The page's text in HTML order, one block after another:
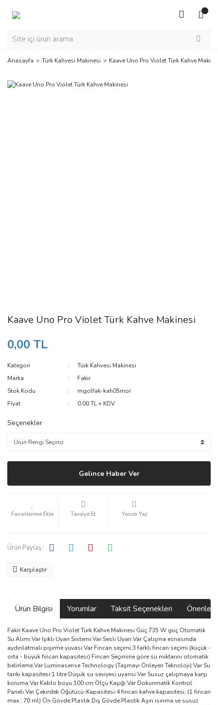
Anasayfa Türk Kahvesi Makinesi Kaave Uno Pro Violet Türk Kahve
Kaave Uno Pro Violet Türk Kahve Makinesi
0,00 TL
Kategori
Türk Kahvesi Makinesi
Marka
Fakir
Stok Kodu
mgolfak-kah05mor
Fiyat
0,00 TL + KDV
Seçenekler
Gelince Haber Ver
Tavsiye Et Yorum Yaz
Ürün Paylaş :
Karşılaştır
Ürün Bilgisi Yorumlar Taksit Seçenekleri
Fakir Kaave Uno Pro Violet Türk Kahve Makinesi Güç:735 W güç Otomatik
Su Alımı:Var Işıklı Uyarı Sistemi:Var Sesli Uyarı:Var Çalışma esnasında
aydınlatmalı pişirme yuvası:Var Fincan seçimi:3 farklı fincan seçimi (küçük -
orta - büyük fincan kapasitesi) Fincan Seçimine göre su miktarını otomatik
belirleme:Var Luminasense Technology (Taşmayı Önleyen Teknoloji):Var Su
tankı kapasitesi:1 litre Düşük su seviyesi uyarısı:Var Susuz çalışmaya karşı
koruma:Var Kablo boyu:100 cm Ölçü Kaşığı:Var Dokunmatik Kontrol
Paneli:Var Çekirdek Öğütücü-Kapasitesi:4 fincan kahve kapasitesi, (1 fincan
max.; 70 ml) Ön Gövde:Plastik Dış Gövde:Plastik Aşırı ısınma ve susuz